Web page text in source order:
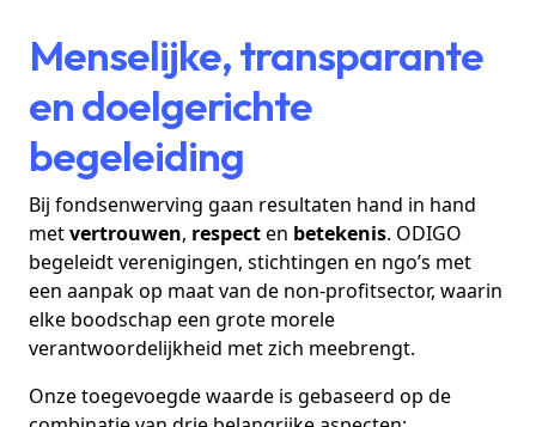
Menselijke, transparante
en doelgerichte
begeleiding
Bij fondsenwerving gaan resultaten hand in hand
metvertrouwen, respecten betekenis. ODIGO
begeleidt verenigingen, stichtingen en ngo’s met
een aanpak op maat van de non-profitsector, waarin
elke boodschap een grote morele
verantwoordelijkheid met zich meebrengt.
Onze toegevoegde waarde is gebaseerd op de